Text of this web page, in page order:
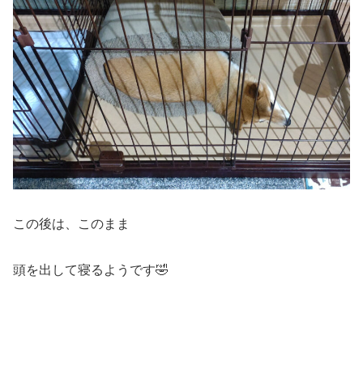
この後は、このまま
頭を出して寝るようです🤣